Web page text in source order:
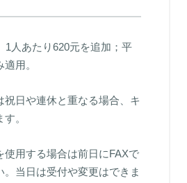
人あたり620元を追加；平
用。
日や連休と重なる場合、キ
。
用する場合は前日にFAXで
。当日は受付や変更はできま